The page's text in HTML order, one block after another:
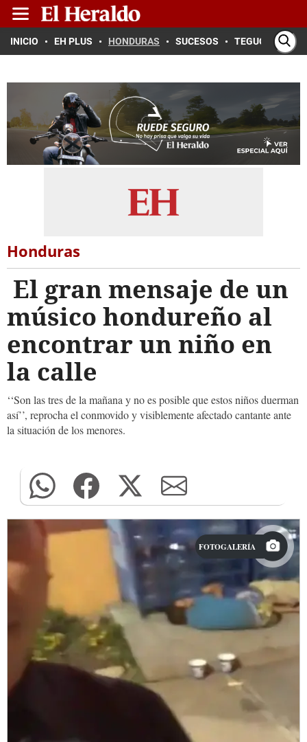
INICIO EH PLUS HONDURAS SUCESOS TEGUCIGALPA
Honduras
El gran mensaje de un
músico hondureño al
encontrar un niño en
la calle
‘‘Son las tres de la mañana y no es posible que estos niños duerman
así’’, reprocha el conmovido y visiblemente afectado cantante ante
la situación de los menores.
FOTOGALERÍA